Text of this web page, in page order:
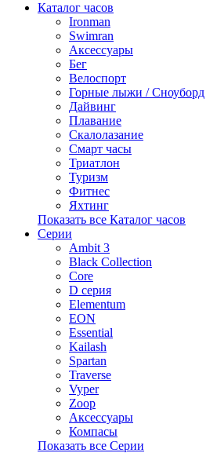
Каталог часов
Ironman
Swimran
Аксессуары
Бег
Велоспорт
Горные лыжи / Сноуборд
Дайвинг
Плавание
Скалолазание
Смарт часы
Триатлон
Туризм
Фитнес
Яхтинг
Показать все Каталог часов
Серии
Ambit 3
Black Collection
Core
D серия
Elementum
EON
Essential
Kailash
Spartan
Traverse
Vyper
Zoop
Аксессуары
Компасы
Показать все Серии